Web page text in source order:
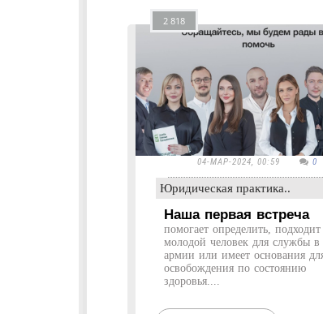
2 818
04-МАР-2024, 00:59 0
Юридическая практика..
Наша первая встреча
помогает определить,
молодой человек для службы в
армии или имеет основания
освобождения по состоянию
здоровья....